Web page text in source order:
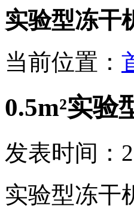
实验型冻干
当前位置：
0.5m²实验
发表时间：
实验型冻干